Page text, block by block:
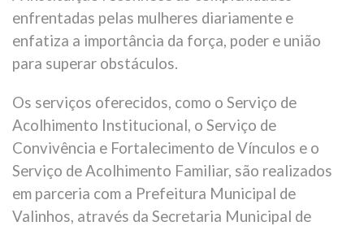
enfrentadas pelas mulheres diariamente e
enfatiza a importância da força, poder e união
para superar obstáculos.
Os serviços oferecidos, como o Serviço de
Acolhimento Institucional, o Serviço de
Convivência e Fortalecimento de Vínculos e o
Serviço de Acolhimento Familiar, são realizados
em parceria com a Prefeitura Municipal de
Valinhos, através da Secretaria Municipal de